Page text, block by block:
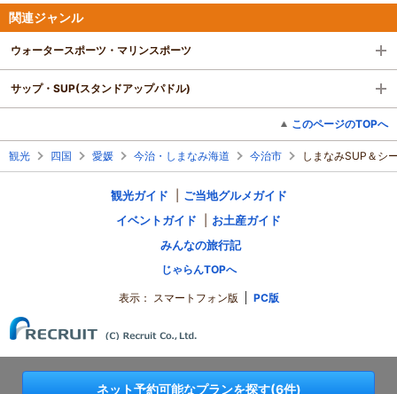
ネット予約可能なプランを探す(6件)
関連ジャンル
ウォータースポーツ・マリンスポーツ
サップ・SUP(スタンドアップパドル)
このページのTOPへ
観光 四国 愛媛 今治・しまなみ海道 今治市 しまなみSUP＆シ
観光ガイド
ご当地グルメガイド
イベントガイド
お土産ガイド
みんなの旅行記
じゃらんTOPへ
表示： スマートフォン版 PC版